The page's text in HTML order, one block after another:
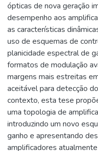
ópticas de nova geração
desempenho aos
as características
uso de esquemas de
planicidade espectral de
formatos de modulação
margens mais estreitas
aceitável para detecção
contexto, esta tese
uma topologia de
introduzindo um novo
ganho e apresentando
amplificadores